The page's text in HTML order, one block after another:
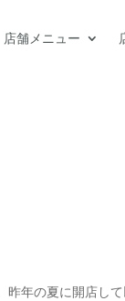
店舗メニュー
年の夏に開店し